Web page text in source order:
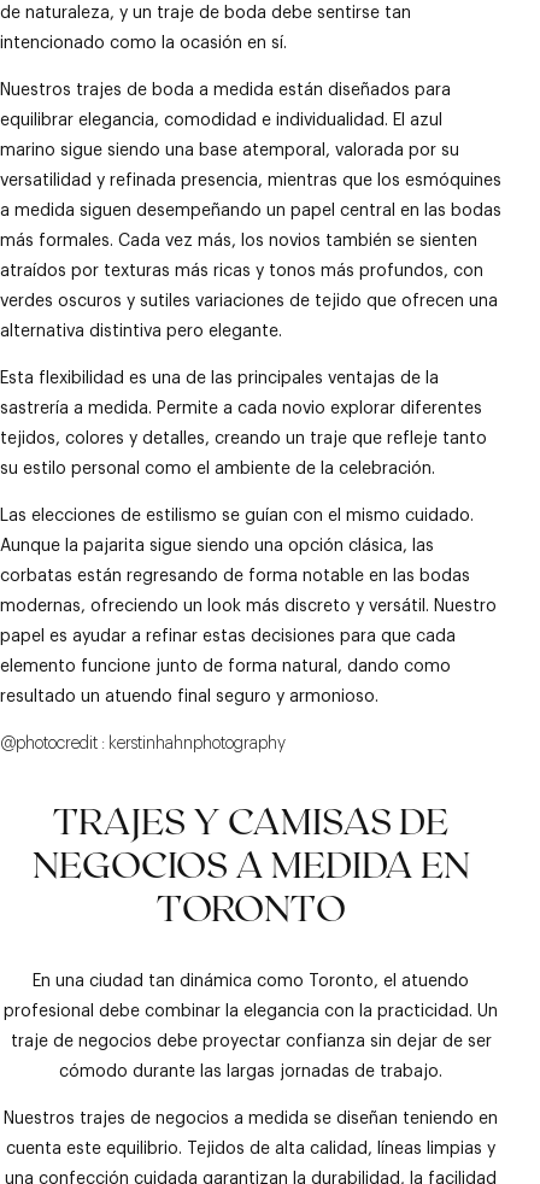
de naturaleza, y un traje de boda debe sentirse tan
intencionado como la ocasión en sí.
Nuestros trajes de boda a medida están diseñados para
equilibrar elegancia, comodidad e individualidad. El azul
marino sigue siendo una base atemporal, valorada por su
versatilidad y refinada presencia, mientras que los esmóquines
a medida siguen desempeñando un papel central en las bodas
más formales. Cada vez más, los novios también se sienten
atraídos por texturas más ricas y tonos más profundos, con
verdes oscuros y sutiles variaciones de tejido que ofrecen una
alternativa distintiva pero elegante.
Esta flexibilidad es una de las principales ventajas de la
sastrería a medida. Permite a cada novio explorar diferentes
tejidos, colores y detalles, creando un traje que refleje tanto
su estilo personal como el ambiente de la celebración.
Las elecciones de estilismo se guían con el mismo cuidado.
Aunque la pajarita sigue siendo una opción clásica, las
corbatas están regresando de forma notable en las bodas
modernas, ofreciendo un look más discreto y versátil. Nuestro
papel es ayudar a refinar estas decisiones para que cada
elemento funcione junto de forma natural, dando como
resultado un atuendo final seguro y armonioso.
@photocredit : kerstinhahnphotography
TRAJES Y CAMISAS DE
NEGOCIOS A MEDIDA EN
TORONTO
En una ciudad tan dinámica como Toronto, el atuendo
profesional debe combinar la elegancia con la practicidad. Un
traje de negocios debe proyectar confianza sin dejar de ser
cómodo durante las largas jornadas de trabajo.
Nuestros trajes de negocios a medida se diseñan teniendo en
cuenta este equilibrio. Tejidos de alta calidad, líneas limpias y
una confección cuidada garantizan la durabilidad, la facilidad